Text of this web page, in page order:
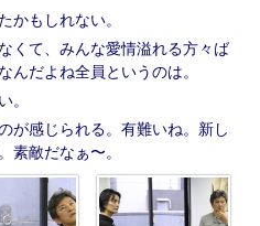
かもしれない。
くて、みんな愛情溢れる方々ば
んだよね全員というのは。
。
が感じられる。有難いね。新し
素敵だなぁ〜。